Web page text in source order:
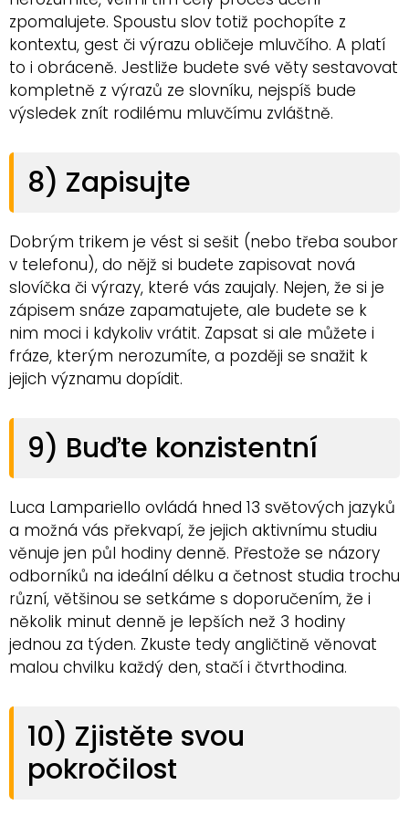
zpomalujete. Spoustu slov totiž pochopíte z
kontextu, gest či výrazu obličeje mluvčího. A platí
to i obráceně. Jestliže budete své věty sestavovat
kompletně z výrazů ze slovníku, nejspíš bude
výsledek znít rodilému mluvčímu zvláštně.
8) Zapisujte
Dobrým trikem je vést si sešit (nebo třeba soubor
v telefonu), do nějž si budete zapisovat nová
slovíčka či výrazy, které vás zaujaly. Nejen, že si je
zápisem snáze zapamatujete, ale budete se k
nim moci i kdykoliv vrátit. Zapsat si ale můžete i
fráze, kterým nerozumíte, a později se snažit k
jejich významu dopídit.
9) Buďte konzistentní
Luca Lampariello ovládá hned 13 světových jazyků
a možná vás překvapí, že jejich aktivnímu studiu
věnuje jen půl hodiny denně. Přestože se názory
odborníků na ideální délku a četnost studia trochu
různí, většinou se setkáme s doporučením, že i
několik minut denně je lepších než 3 hodiny
jednou za týden. Zkuste tedy angličtině věnovat
malou chvilku každý den, stačí i čtvrthodina.
10) Zjistěte svou
pokročilost